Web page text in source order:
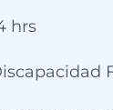
hrs